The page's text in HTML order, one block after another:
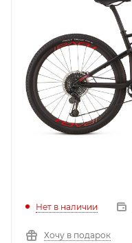
Нет в наличии
Хочу в подарок